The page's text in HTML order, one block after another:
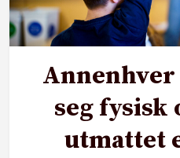
seg fysisk
utmattet